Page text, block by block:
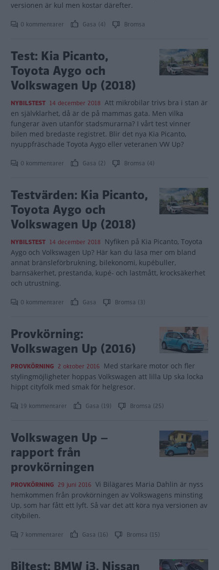
versionen är kul men kostar därefter.
0 kommentarer Gasa (4) Bromsa
Test: Kia Picanto,
Toyota Aygo och
Volkswagen Up (2018)
NYBILSTEST 14 december 2018 Att mikrobilar trivs bra i stan är
en självklarhet, då är de på mammas gata. Men vilka
fungerar även utanför stadsmurarna? I vårt test vinner
bilen med bredaste registret. Blir det nya Kia Picanto,
nyuppfräschade Toyota Aygo eller veteranen VW Up?
0 kommentarer Gasa (2) Bromsa (4)
Testvärden: Kia Picanto,
Toyota Aygo och
Volkswagen Up (2018)
NYBILSTEST 14 december 2018 Nyfiken på Kia Picanto, Toyota
Aygo och Volkswagen Up? Här kan du läsa mer om bland
annat bränsleförbrukning, bilekonomi, kupébuller,
barnsäkerhet, prestanda, kupé- och lastmått, krocksäkerhet
och utrustning.
0 kommentarer Gasa Bromsa (3)
Provkörning:
Volkswagen Up (2016)
PROVKÖRNING 2 oktober 2016 Med starkare motor och fler
stylingmöjligheter hoppas Volkswagen att lilla Up ska locka
hippt cityfolk med smak för helgresor.
19 kommentarer Gasa (19) Bromsa (25)
Volkswagen Up –
rapport från
provkörningen
PROVKÖRNING 29 juni 2016 Vi Bilägares Maria Dahlin är nyss
hemkommen från provkörningen av Volkswagens minsting
Up, som har fått ett lyft. Så var det att köra nya versionen av
citybilen.
7 kommentarer Gasa (16) Bromsa (15)
Biltest: BMW i3, Nissan